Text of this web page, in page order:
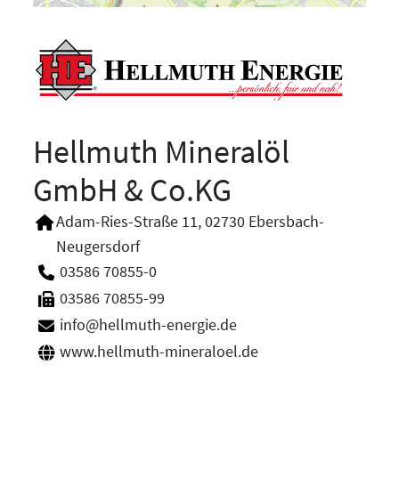
Hellmuth Mineralöl
GmbH & Co.KG
Adam-Ries-Straße 11, 02730 Ebersbach-
Neugersdorf
03586 70855-0
03586 70855-99
info@hellmuth-energie.de
www.hellmuth-mineraloel.de